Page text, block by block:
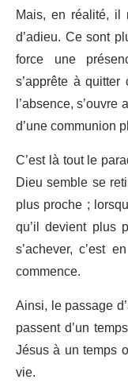
Mais, en réalité, il
d’adieu. Ce sont
force une
s’apprête à
l’absence,
d’une communion
C’est là tout le
Dieu semble se
plus proche ;
qu’il devient plus
s’achever, c’est
commence.
Ainsi, le passage
passent d’un
Jésus à un temps
vie.